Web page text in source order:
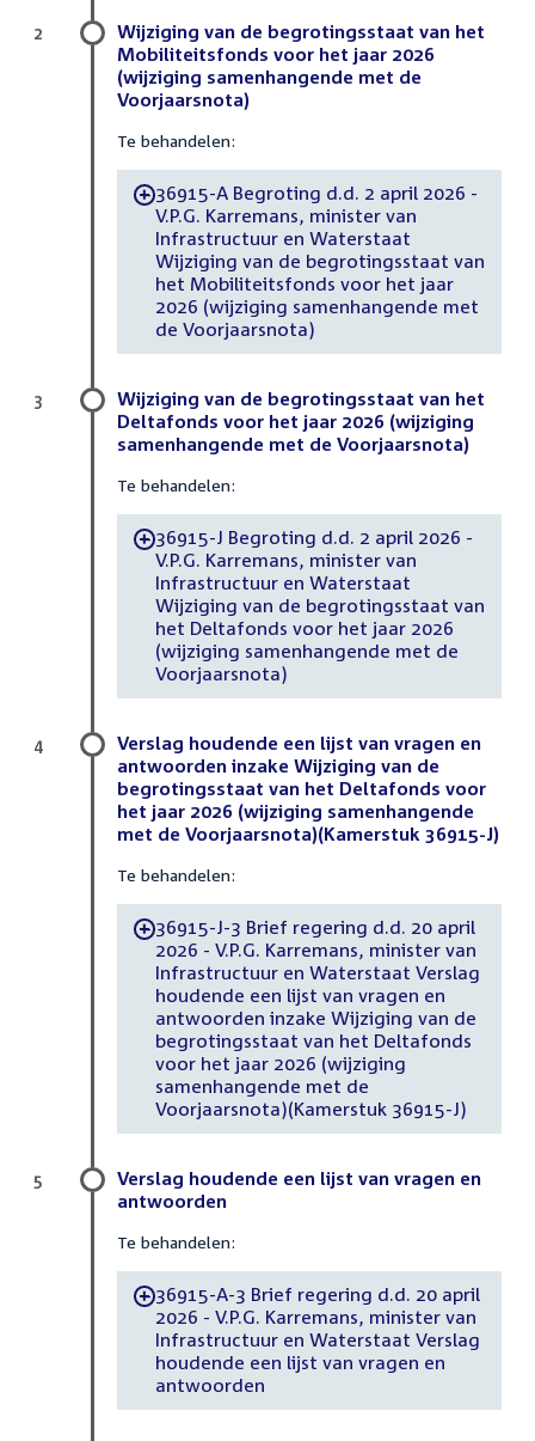
Wijziging van de begrotingsstaat van het
Mobiliteitsfonds voor het jaar 2026
(wijziging samenhangende met de
Voorjaarsnota)
Te behandelen:
-36915-A Begroting d.d. 2 april 2026 -
V.P.G. Karremans, minister van
Infrastructuur en Waterstaat
Wijziging van de begrotingsstaat van
het Mobiliteitsfonds voor het jaar
2026 (wijziging samenhangende met
de Voorjaarsnota)
2
Wijziging van de begrotingsstaat van het
Deltafonds voor het jaar 2026 (wijziging
samenhangende met de Voorjaarsnota)
Te behandelen:
-36915-J Begroting d.d. 2 april 2026 -
V.P.G. Karremans, minister van
Infrastructuur en Waterstaat
Wijziging van de begrotingsstaat van
het Deltafonds voor het jaar 2026
(wijziging samenhangende met de
Voorjaarsnota)
3
Verslag houdende een lijst van vragen en
antwoorden inzake Wijziging van de
begrotingsstaat van het Deltafonds voor
het jaar 2026 (wijziging samenhangende
met de Voorjaarsnota)(Kamerstuk 36915-J)
Te behandelen:
-36915-J-3 Brief regering d.d. 20 april
2026 - V.P.G. Karremans, minister van
Infrastructuur en Waterstaat Verslag
houdende een lijst van vragen en
antwoorden inzake Wijziging van de
begrotingsstaat van het Deltafonds
voor het jaar 2026 (wijziging
samenhangende met de
Voorjaarsnota)(Kamerstuk 36915-J)
4
Verslag houdende een lijst van vragen en
antwoorden
Te behandelen:
-36915-A-3 Brief regering d.d. 20 april
2026 - V.P.G. Karremans, minister van
Infrastructuur en Waterstaat Verslag
houdende een lijst van vragen en
antwoorden
5